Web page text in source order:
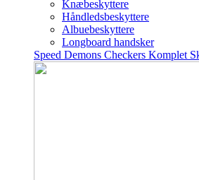
Knæbeskyttere
Håndledsbeskyttere
Albuebeskyttere
Longboard handsker
Speed Demons Checkers Komplet